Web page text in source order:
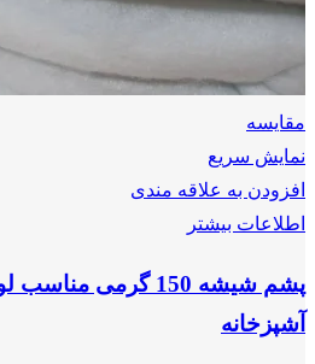
مقايسه
نمایش سریع
افزودن به علاقه مندی
اطلاعات بیشتر
پشم شیشه 150 گرمی
آشپزخانه